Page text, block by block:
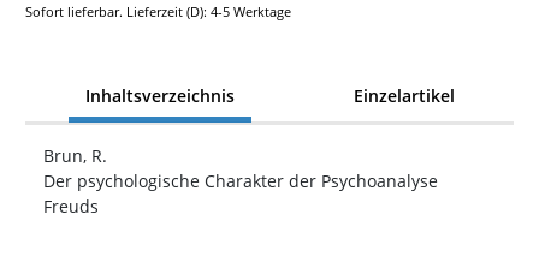
Sofort lieferbar. Lieferzeit (D): 4-5 Werktage
Inhaltsverzeichnis Einzelartikel
Brun, R.
Der psychologische Charakter der Psychoanalyse
Freuds